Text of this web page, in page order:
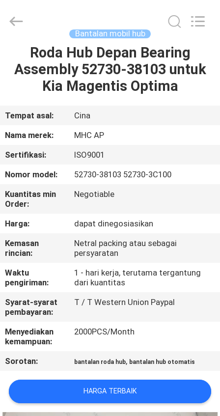
RUMAH
PRODUK
TENTANG
KAMI
TUR
PABRIK
KONTROL
KUALITAS
HUBUNGI
KAMI
PERMINTAAN
SITEMAP
PRIVACY
POLICY
Parts
Limited.
Bantalan mobil hub
Roda Hub Depan Bearing
Assembly 52730-38103 untuk
Kia Magentis Optima
Tempat asal:
Cina
Nama merek:
MHC AP
Sertifikasi:
ISO9001
Nomor model:
52730-38103 52730-3C100
Kuantitas min
Order:
Negotiable
Harga:
dapat dinegosiasikan
Kemasan
rincian:
Netral packing atau sebagai
persyaratan
Waktu
pengiriman:
1 - hari kerja, terutama tergantung
dari kuantitas
Syarat-syarat
pembayaran:
T / T Western Union Paypal
Menyediakan
kemampuan:
2000PCS/Month
Sorotan: bantalan roda hub, bantalan hub otomatis
HARGA TERBAIK